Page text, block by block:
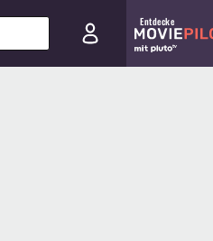
Entdecke